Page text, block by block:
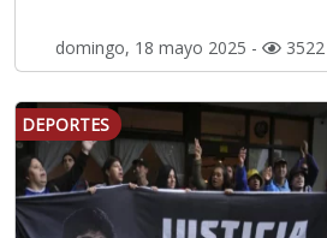
domingo, 18 mayo 2025 - 3522
DEPORTES